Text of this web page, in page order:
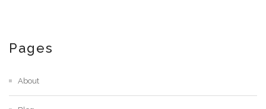
Pages
About